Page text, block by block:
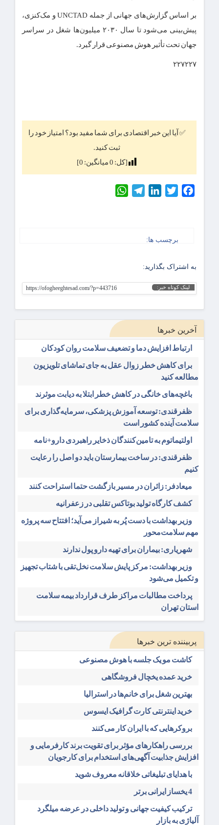
بر اساس گزارش‌های جهانی از جمله UNCTAD و مک‌کنزی،
پیش‌بینی می‌شود تا سال ۲۰۳۰ میلیون‌ها شغل در سراسر
جهان تحت تأثیر هوش مصنوعی قرار گیرد.
۲۲۷۲۲۷
✅ آیا این خبر اقتصادی برای شما مفید بود؟ امتیاز خود را
ثبت کنید.
[کل: 0میانگین: 0
]
Facebook
Twitter
LinkedIn
Telegram
برچسب ها:
به اشتراک بگذارید:
لینک کوتاه خبر: https://ofogheeghtesad.com/?p=443716
آخرین خبرها
ارتباط افزایش دما و تضعیف سلامت روان کودکان
برای کاهش خطر زوال عقل به جای تماشای تلویزیون
مطالعه کنید
باغچه‌های خانگی در کاهش خطر ابتلا به دیابت موثرند
ظفرقندی: توسعه آموزش پزشکی، سرمایه‌گذاری برای
سلامت آینده کشور است
اولتیماتوم به تامین‌کنندگان ذخایر راهبردی دارو+نامه
ظفرقندی: در ساخت بیمارستان باید دو اصل را رعایت
کنیم
میعادفر: زائران در مسیر بازگشت حتما استراحت کنند
کشف کارگاه تولید بوتاکس تقلبی در زعفرانیه
وزیر بهداشت با دست پُر به شیراز می‌آید؛ افتتاح سه پروژه
مهم سلامت‌محور
شهریاری: بیماران برای تهیه دارو پول ندارند
وزیر بهداشت: مرکز پایش سلامت نخل‌تقی با شتاب تجهیز
و تکمیل می‌شود
پرداخت مطالبات مراکز طرف قرارداد بیمه سلامت
استان تهران
پربیننده ترین خبرها
کاشت مو یک جلسه با هوش مصنوعی
خرید عمده یخچال فروشگاهی
بهترین شغل برای خانم‌ها در استرالیا
خرید اینترنتی کارت گرافیک ایسوس
بروکرهایی‌ که با ایران کار می‌کنند
بررسی راهکارهای مؤثر برای تقویت برند کارفرمایی و
افزایش جذابیت آگهی‌های استخدام برای کارجویان
با هدایای تبلیغاتی خلاقانه معروف شوید
4 یخساز ایرانی برتر
ترکیب کیفیت جهانی و تولید داخلی در عرضه میلگرد
آلیاژی به بازار